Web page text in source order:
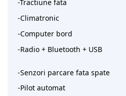
-Tractiune fata
-Climatronic
-Computer bord
-Radio + Bluetooth + USB
-Senzori parcare fata spate
-Pilot automat